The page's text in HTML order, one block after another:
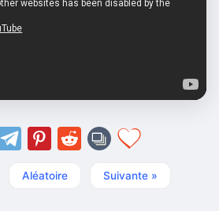
Aléatoire Suivante »